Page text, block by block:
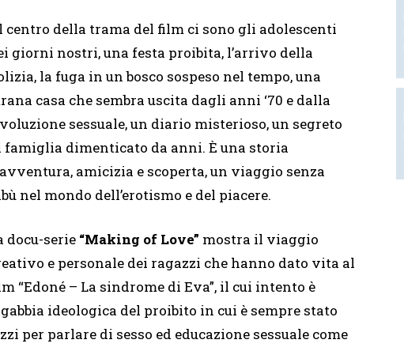
centro della trama del film ci sono gli adolescenti
giorni nostri, una festa proibita, l’arrivo della
la fuga in un bosco sospeso nel tempo, una
casa che sembra uscita dagli anni ‘70 e dalla
sessuale, un diario misterioso, un segreto
famiglia dimenticato da anni. È una storia
amicizia e scoperta, un viaggio senza
nel mondo dell’erotismo e del piacere.
docu-serie “Making of Love” mostra il viaggio
e personale dei ragazzi che hanno dato vita al
“Edoné – La sindrome di Eva”, il cui intento è
ideologica del proibito in cui è sempre stato
per parlare di sesso ed educazione sessuale come